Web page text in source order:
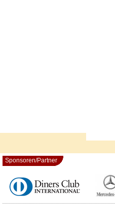
Sponsoren/Partner